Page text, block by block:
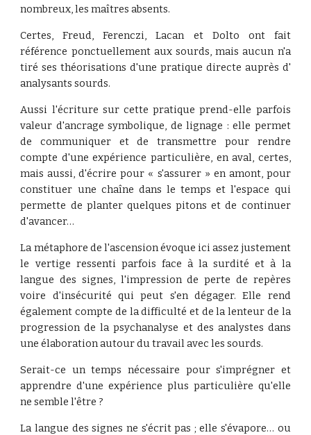
nombreux, les maîtres absents.
Certes, Freud, Ferenczi, Lacan et Dolto ont fait
référence ponctuellement aux sourds, mais aucun n'a
tiré ses théorisations d'une pratique directe auprès d'
analysants sourds.
Aussi l'écriture sur cette pratique prend-elle parfois
valeur d'ancrage symbolique, de lignage : elle permet
de communiquer et de transmettre pour rendre
compte d'une expérience particulière, en aval, certes,
mais aussi, d'écrire pour « s'assurer » en amont, pour
constituer une chaîne dans le temps et l'espace qui
permette de planter quelques pitons et de continuer
d'avancer…
La métaphore de l'ascension évoque ici assez justement
le vertige ressenti parfois face à la surdité et à la
langue des signes, l'impression de perte de repères
voire d'insécurité qui peut s'en dégager. Elle rend
également compte de la difficulté et de la lenteur de la
progression de la psychanalyse et des analystes dans
une élaboration autour du travail avec les sourds.
Serait-ce un temps nécessaire pour s'imprégner et
apprendre d'une expérience plus particulière qu'elle
ne semble l'être ?
La langue des signes ne s'écrit pas ; elle s'évapore… ou